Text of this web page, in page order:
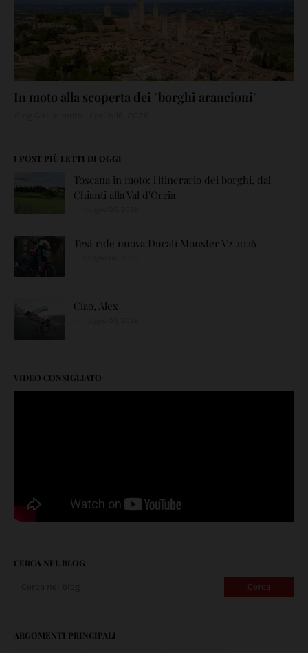
In moto alla scoperta dei "borghi arancioni"
I POST PIÙ LETTI DI OGGI
Toscana in moto: l'itinerario dei borghi, dal
Chianti alla Val d'Orcia
Test ride nuova Ducati Monster V2 2026
Ciao, Alex
VIDEO CONSIGLIATO
CERCA NEL BLOG
ARGOMENTI PRINCIPALI